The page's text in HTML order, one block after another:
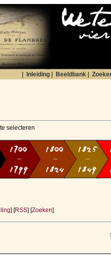
Inleiding Beeldbank
selecteren
] [RSS] [Zoeken]